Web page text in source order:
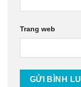
Trang web